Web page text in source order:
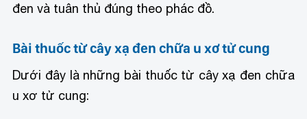
đen và tuân thủ đúng theo phác đồ.
Bài thuốc từ cây xạ đen chữa u xơ tử cung
Dưới đây là những bài thuốc từ cây xạ đen chữa
u xơ tử cung: